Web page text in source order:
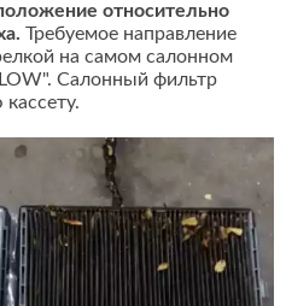
относительно
Требуемое направление
на самом салонном
Салонный фильтр